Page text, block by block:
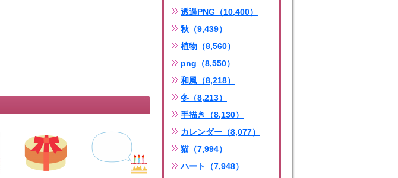
透過PNG（10,400）
秋（9,439）
植物（8,560）
png（8,550）
和風（8,218）
冬（8,213）
手描き（8,130）
カレンダー（8,077）
猫（7,994）
ハート（7,948）